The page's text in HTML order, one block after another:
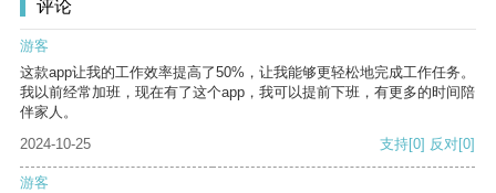
评论
游客
这款app让我的工作效率提高了50%，让我能够更轻松地完成工作任务。
我以前经常加班，现在有了这个app，我可以提前下班，有更多的时间陪
伴家人。
2024-10-25
支持[0] 反对[0]
游客